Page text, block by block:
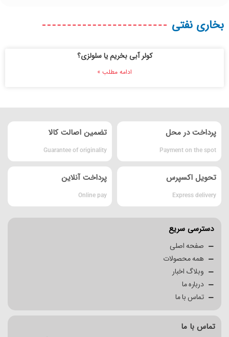
بخاری نفتی
کولر آبی بخریم یا سلولزی؟
ادامه مطلب »
پرداخت در محل
Payment on the spot
تضمین اصالت کالا
Guarantee of originality
تحویل اکسپرس
Express delivery
پرداخت آنلاین
Online pay
دسترسی سریع
صفحه اصلی
همه محصولات
وبلاگ اخبار
درباره ما
تماس با ما
تماس با ما